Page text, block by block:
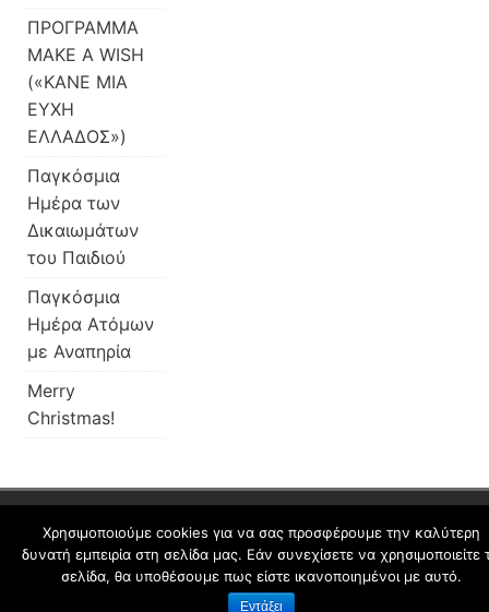
ΠΡΟΓΡΑΜΜΑ
MAKE A WISH
(«ΚΑΝΕ ΜΙΑ
ΕΥΧΗ
ΕΛΛΑΔΟΣ»)
Παγκόσμια
Ημέρα των
Δικαιωμάτων
του Παιδιού
Παγκόσμια
Ημέρα Ατόμων
με Αναπηρία
Merry
Christmas!
Όροι Χρήσης schoolpress.sch.gr|Δήλωση
Χρησιμοποιούμε cookies για να σας προσφέρουμε την καλύτερη
δυνατή εμπειρία στη σελίδα μας. Εάν συνεχίσετε να χρησιμοποιείτε
σελίδα, θα υποθέσουμε πως είστε ικανοποιημένοι με αυτό.
Εντάξει